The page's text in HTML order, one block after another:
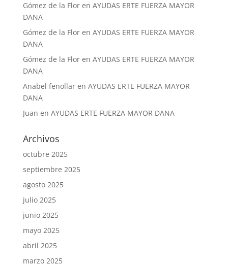
Gómez de la Floren AYUDAS ERTE FUERZA MAYOR
DANA
Gómez de la Floren AYUDAS ERTE FUERZA MAYOR
DANA
Gómez de la Floren AYUDAS ERTE FUERZA MAYOR
DANA
Anabel fenollaren AYUDAS ERTE FUERZA MAYOR
DANA
Juan en AYUDAS ERTE FUERZA MAYOR DANA
Archivos
octubre 2025
septiembre 2025
agosto 2025
julio 2025
junio 2025
mayo 2025
abril 2025
marzo 2025